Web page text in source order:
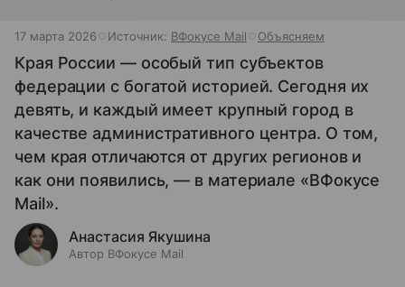
17 марта 2026 Источник: ВФокусе Mail Объясняем
Края России — особый тип субъектов
федерации с богатой историей. Сегодня их
девять, и каждый имеет крупный город в
качестве административного центра. О том,
чем края отличаются от других регионов и
как они появились, — в материале «ВФокусе
Mail».
Анастасия Якушина
Автор ВФокусе Mail